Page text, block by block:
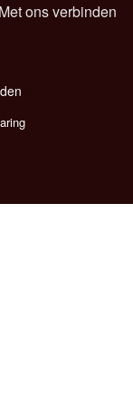
Met ons verbinden